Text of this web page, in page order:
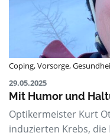
Coping,Vorsorge,
29.05.2025
Mit Humor und
Optikermeister Kurt
induzierten Krebs,